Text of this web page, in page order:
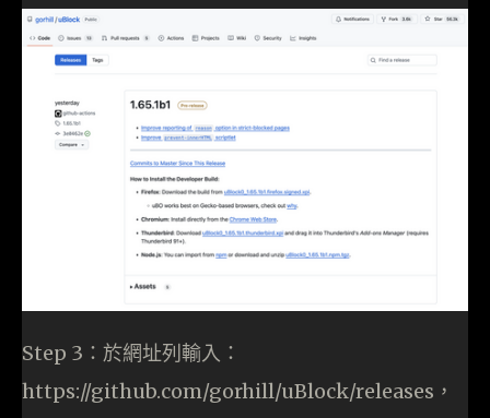
Step 3：於網址列輸入：
https://github.com/gorhill/uBlock/releases，